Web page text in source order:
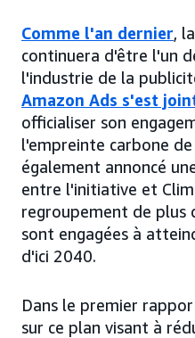
Comme l'an dernier,
continuera d'être l'un
l'industrie de la
Amazon Ads s'est
officialiser son
l'empreinte carbone
également annoncé
entre l'initiative et
regroupement de plus
sont engagées à
d'ici 2040.
Dans le premier
sur ce plan visant à